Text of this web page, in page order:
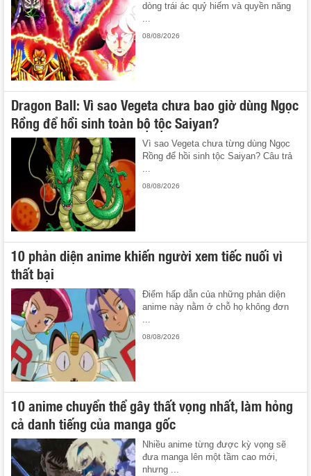
dòng trái ác quỷ hiếm và quyền năng
...
08/08/2026
Dragon Ball: Vì sao Vegeta chưa bao giờ dùng Ngọc
Rồng để hồi sinh toàn bộ tộc Saiyan?
Vì sao Vegeta chưa từng dùng Ngọc
Rồng để hồi sinh tộc Saiyan? Câu trả
...
08/08/2026
10 phản diện anime khiến người xem tiếc nuối vì
thất bại
Điểm hấp dẫn của những phản diện
anime này nằm ở chỗ họ không đơn
08/08/2026
10 anime chuyển thể gây thất vọng nhất, làm hỏng
cả danh tiếng của manga gốc
Nhiều anime từng được kỳ vọng sẽ
đưa manga lên một tầm cao mới,
nhưng ...